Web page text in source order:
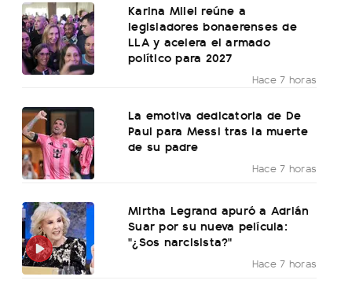
Karina Milei reúne a
legisladores bonaerenses de
LLA y acelera el armado
político para 2027
Hace 7 horas
La emotiva dedicatoria de De
Paul para Messi tras la muerte
de su padre
Hace 7 horas
Mirtha Legrand apuró a Adrián
Suar por su nueva película:
"¿Sos narcisista?"
Hace 7 horas